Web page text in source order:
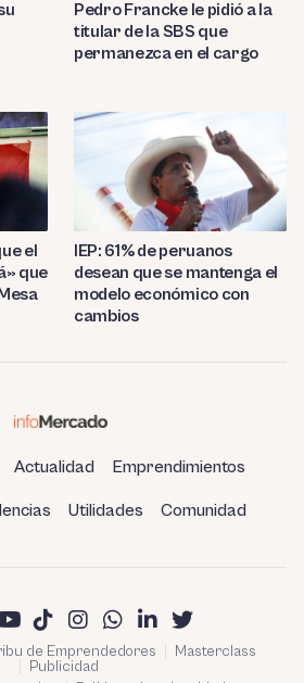
Pedro Francke le pidió a la
titular de la SBS que
permanezca en el cargo
el
que
IEP: 61% de peruanos
desean que se mantenga el
modelo económico con
cambios
Actualidad Emprendimientos
Utilidades Comunidad
de Emprendedores
Masterclass
Publicidad